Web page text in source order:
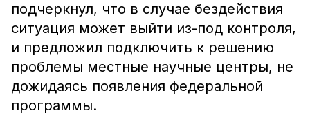
подчеркнул, что в случае бездействия
ситуация может выйти из-под контроля,
и предложил подключить к решению
проблемы местные научные центры, не
дожидаясь появления федеральной
программы.